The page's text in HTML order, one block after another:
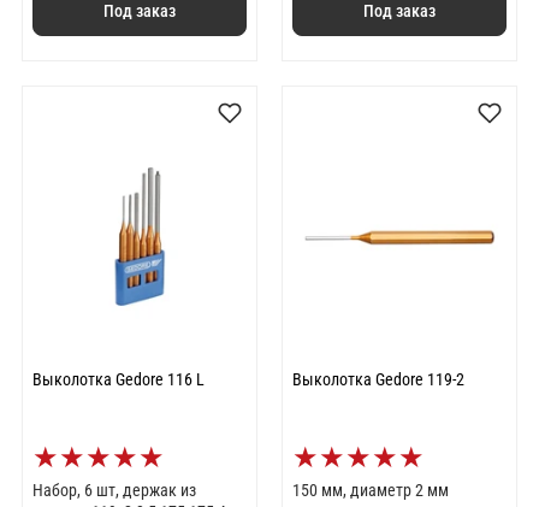
Под заказ Под заказ
Выколотка Gedore 116 L
★★★★★
Набор, 6 шт, держак из
Выколотка Gedore 119-2
★★★★★
150 мм, диаметр 2 мм